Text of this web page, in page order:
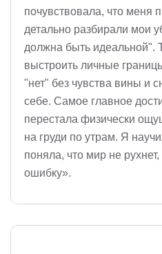
почувствовала, что
детально разбирали мои
должна быть идеальной".
выстроить личные
"нет" без чувства вины и
себе. Самое главное
перестала физически
на груди по утрам. Я
поняла, что мир не
ошибку».